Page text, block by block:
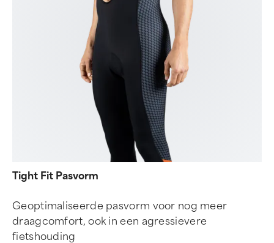
Tight Fit Pasvorm
Geoptimaliseerde pasvorm voor nog meer
draagcomfort, ook in een agressievere
fietshouding